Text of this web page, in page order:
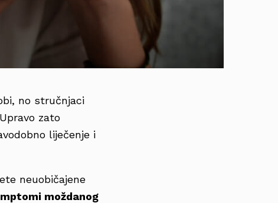
no stručnjaci
zato
liječenje i
neuobičajene
moždanog